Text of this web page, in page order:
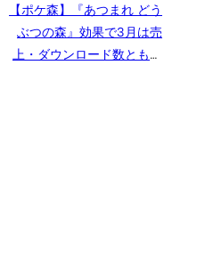
【ポケ森】『あつまれ どう
ぶつの森』効果で3月は売
上・ダウンロード数ともに